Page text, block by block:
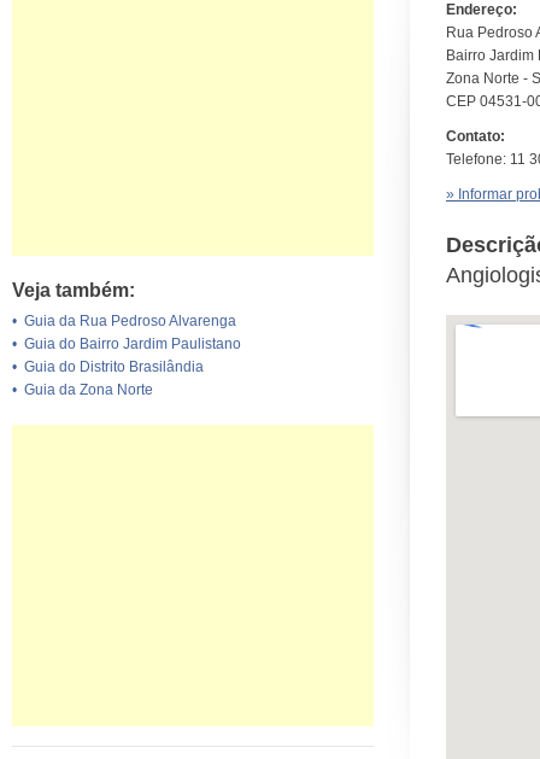
Veja também:
• Guia da Rua Pedroso Alvarenga
• Guia do Bairro Jardim Paulistano
• Guia do Distrito Brasilândia
• Guia da Zona Norte
Endereço:
Rua Pedroso
Bairro
Zona Norte -
CEP 04531-
Contato:
Telefone: 11
» Informar